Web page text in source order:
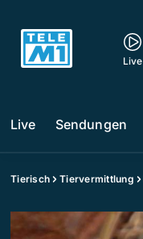
Live
Live Sendungen
Tierisch Tiervermittlung